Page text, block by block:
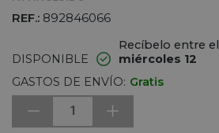
REF.: 892846066
DISPONIBLE
Recíbelo entre el
miércoles 12
GASTOS DE ENVÍO: Gratis
1